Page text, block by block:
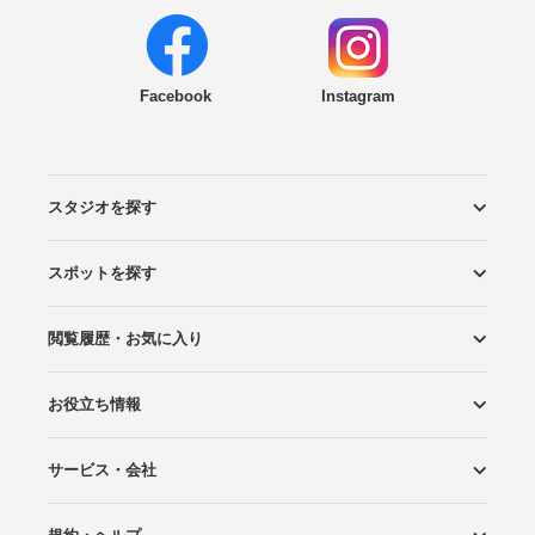
Facebook Instagram
スタジオを探す
エリアから探す
こだわりから探す
NEW PHOTO STYLE
プランから探す
フォトタイプ診断
フォトグラファーから探す
国内リゾートから探す
スポットを探す
ロケーションから探す
スタジオから探す
閲覧履歴・お気に入り
閲覧スタジオ
お気に入り
お役立ち情報
Wedding Photo マガジン
はじめてガイド
サービス・会社